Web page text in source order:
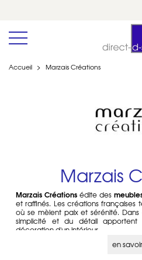
Accueil > Marzais Créations
Marzais
Marzais Créationsédite des
et raffinés. Les créations
où se mèlent paix et sérénité.
simplicité et du détail
décoration d'un intérieur.
en